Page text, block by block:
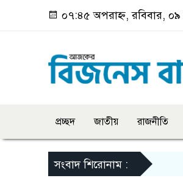
০৭:৪৫ অপরাহ্ন, রবিবার,
প্রচ্ছদ জাতীয় রাজনীতি
সংবাদ শিরোনাম :